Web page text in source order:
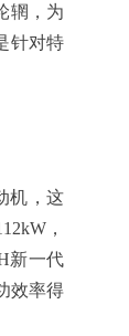
辋，为
针对特
机，这
，
新一代
效率得